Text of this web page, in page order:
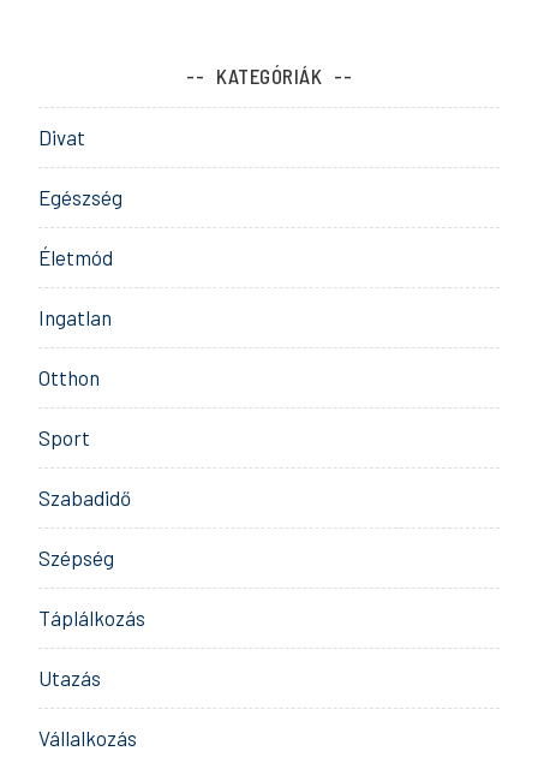
KATEGÓRIÁK
Divat
Egészség
Életmód
Ingatlan
Otthon
Sport
Szabadidő
Szépség
Táplálkozás
Utazás
Vállalkozás